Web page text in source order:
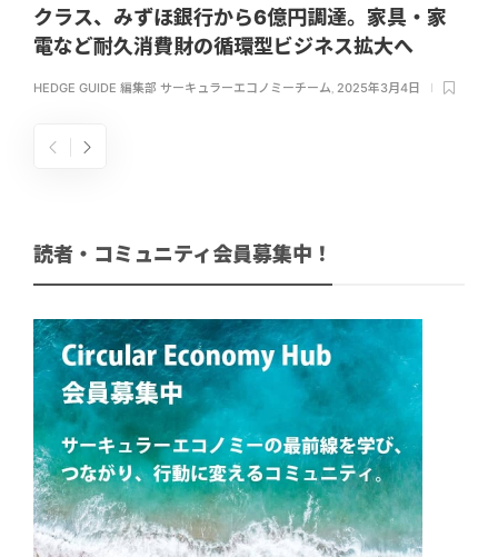
クラス、みずほ銀行から6億円調達。家具・家
電など耐久消費財の循環型ビジネス拡大へ
HEDGE GUIDE 編集部 サーキュラーエコノミーチーム, 2025年3月4日
読者・コミュニティ会員募集中！